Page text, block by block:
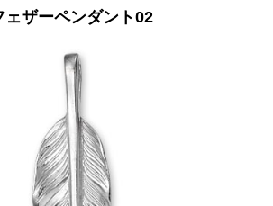
ェザーペンダント02